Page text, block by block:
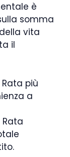
è
somma
vita
il
Rata più
a
Rata